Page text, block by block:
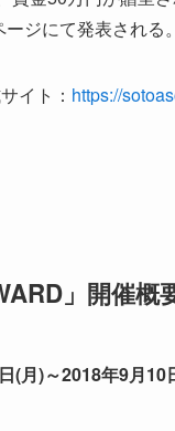
ジにて発表される。
イト： https://
」開催概
(月)～2018年9月10